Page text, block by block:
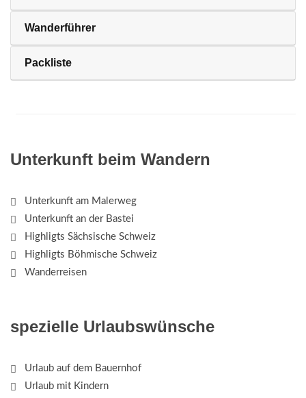
Wanderführer
Packliste
Unterkunft beim Wandern
Unterkunft am Malerweg
Unterkunft an der Bastei
Highligts Sächsische Schweiz
Highligts Böhmische Schweiz
Wanderreisen
spezielle Urlaubswünsche
Urlaub auf dem Bauernhof
Urlaub mit Kindern